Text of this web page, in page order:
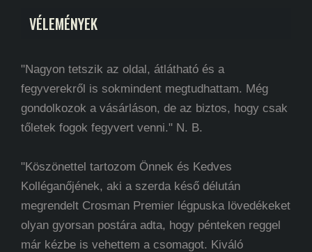
VÉLEMÉNYEK
"Nagyon tetszik az oldal, átlátható és a
fegyverekről is sokmindent megtudhattam. Még
gondolkozok a vásárláson, de az biztos, hogy csak
tőletek fogok fegyvert venni." N. B.
"Köszönettel tartozom Önnek és Kedves
Kolléganőjének, aki a szerda késő délután
megrendelt Crosman Premier légpuska lövedékeket
olyan gyorsan postára adta, hogy pénteken reggel
már kézbe is vehettem a csomagot. Kiváló